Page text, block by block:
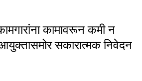
कामावरून कमी न
सकारात्मक निवेदन